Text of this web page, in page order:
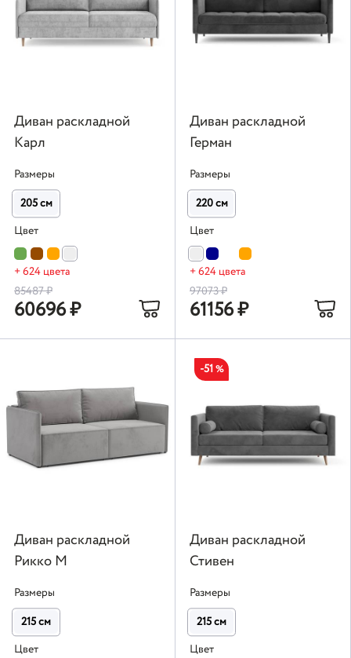
Диван раскладной
Карл
Размеры
205 см
Цвет
+ 624 цвета
85487₽
60696₽
Диван раскладной
Герман
Размеры
220 см
Цвет
+ 624 цвета
97073₽
61156₽
Диван раскладной
Рикко М
Размеры
215 см
Цвет
-51 %
Диван раскладной
Стивен
Размеры
215 см
Цвет